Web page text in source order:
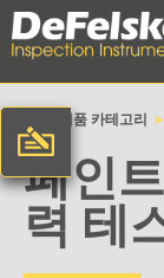
제품 카테고리 >
페인
력 테